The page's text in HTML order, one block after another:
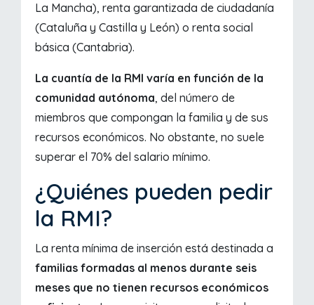
La Mancha), renta garantizada de ciudadanía
(Cataluña y Castilla y León) o renta social
básica (Cantabria).
La cuantía de la RMI varía en función de la
comunidad autónoma, del número de
miembros que compongan la familia y de sus
recursos económicos. No obstante, no suele
superar el 70% del salario mínimo.
¿Quiénes pueden pedir
la RMI?
La renta mínima de inserción está destinada a
familias formadas al menos durante seis
meses que no tienen recursos económicos